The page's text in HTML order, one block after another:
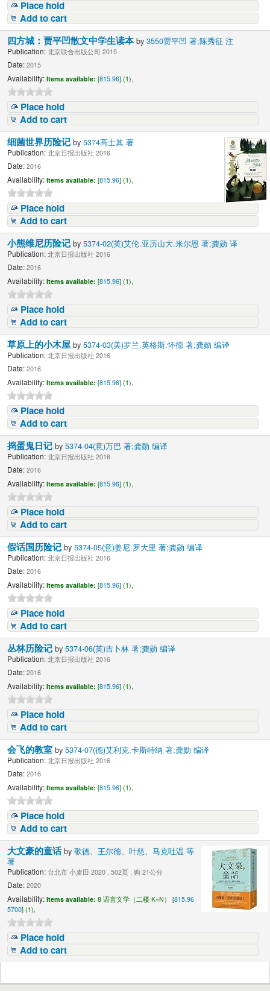
Place hold
Add to cart
四方城：贾平凹散文中学生读本by3550贾平凹 著;陈秀征 注
Publication: 北京联合出版公司 2015
Date: 2015
Availability: Items available: [815.96] (1),
Place hold
Add to cart
细菌世界历险记by5374高士其 著
Publication: 北京日报出版社 2016
Date: 2016
Availability: Items available: [815.96] (1),
Place hold
Add to cart
小熊维尼历险记by5374-02(英)艾伦.亚历山大.米尔恩 著;龚勋 译
Publication: 北京日报出版社 2016
Date: 2016
Availability: Items available: [815.96] (1),
Place hold
Add to cart
草原上的小木屋by5374-03(美)罗兰.英格斯.怀德 著;龚勋 编译
Publication: 北京日报出版社 2016
Date: 2016
Availability: Items available: [815.96] (1),
Place hold
Add to cart
捣蛋鬼日记by5374-04(意)万巴 著;龚勋 编译
Publication: 北京日报出版社 2016
Date: 2016
Availability: Items available: [815.96] (1),
Place hold
Add to cart
假话国历险记by5374-05(意)姜尼.罗大里 著;龚勋 编译
Publication: 北京日报出版社 2016
Date: 2016
Availability: Items available: [815.96] (1),
Place hold
Add to cart
丛林历险记by5374-06(英)吉卜林 著;龚勋 编译
Publication: 北京日报出版社 2016
Date: 2016
Availability: Items available: [815.96] (1),
Place hold
Add to cart
会飞的教室by5374-07(德)艾利克.卡斯特纳 著;龚勋 编译
Publication: 北京日报出版社 2016
Date: 2016
Availability: Items available: [815.96] (1),
Place hold
Add to cart
大文豪的童话by歌德、王尔德、叶慈、马克吐温 等
著
Publication: 台北市 小麦田 2020 . 502页 , 购 21公分
Date: 2020
Availability: Items available: 8 语言文学（二楼 K~N） [815.96
5700] (1),
Place hold
Add to cart